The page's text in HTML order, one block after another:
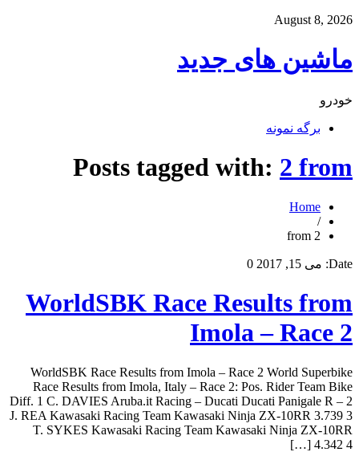
August 8, 2026
ماشین های جدید
خودرو
برگه نمونه
Posts tagged with: 2 from
Home
/
2 from
Date: می 15, 2017 0
WorldSBK Race Results from
Imola – Race 2
WorldSBK Race Results from Imola – Race 2 World Superbike
Race Results from Imola, Italy – Race 2: Pos. Rider Team Bike
Diff. 1 C. DAVIES Aruba.it Racing – Ducati Ducati Panigale R – 2
J. REA Kawasaki Racing Team Kawasaki Ninja ZX-10RR 3.739 3
T. SYKES Kawasaki Racing Team Kawasaki Ninja ZX-10RR
4.342 4 […]